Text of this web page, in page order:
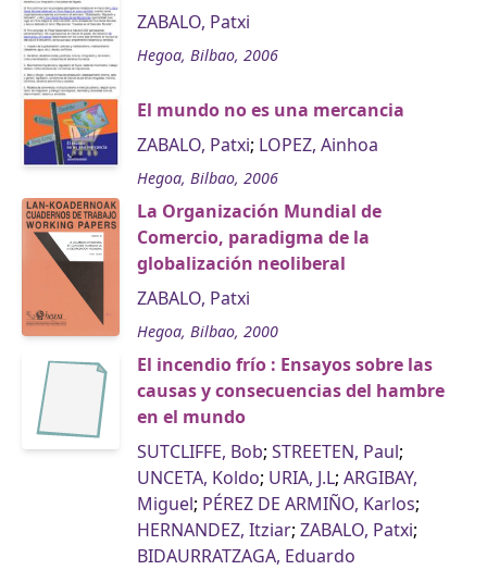
ZABALO, Patxi
Hegoa, Bilbao, 2006
El mundo no es una mercancia
ZABALO, Patxi; LOPEZ, Ainhoa
Hegoa, Bilbao, 2006
La Organización Mundial de
Comercio, paradigma de la
globalización neoliberal
ZABALO, Patxi
Hegoa, Bilbao, 2000
El incendio frío : Ensayos sobre las
causas y consecuencias del hambre
en el mundo
SUTCLIFFE, Bob; STREETEN, Paul;
UNCETA, Koldo; URIA, J.L; ARGIBAY,
Miguel; PÉREZ DE ARMIÑO, Karlos;
HERNANDEZ, Itziar; ZABALO, Patxi;
BIDAURRATZAGA, Eduardo